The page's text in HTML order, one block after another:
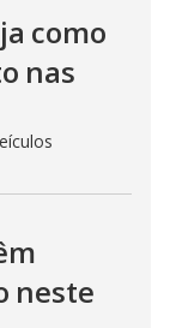
como
nas
neste